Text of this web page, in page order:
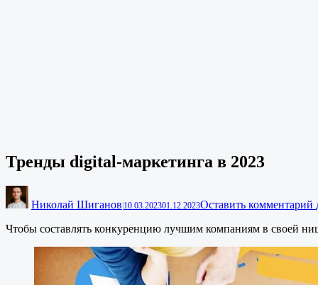
Тренды digital-маркетинга в 2023
Николай Шиганов 10.03.202301.12.2023Оставить комментарий
Чтобы составлять конкуренцию лучшим компаниям в своей